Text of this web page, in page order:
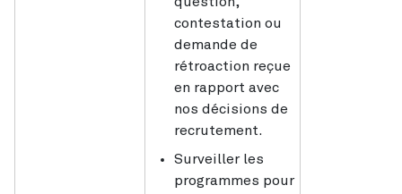
contestation ou
demande de
rétroaction reçue
en rapport avec
nos décisions de
recrutement.
Surveiller les
programmes pour